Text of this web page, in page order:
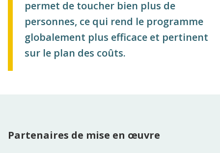
permet de toucher bien plus de
personnes, ce qui rend le programme
globalement plus efficace et pertinent
sur le plan des coûts.
Partenaires de mise en œuvre